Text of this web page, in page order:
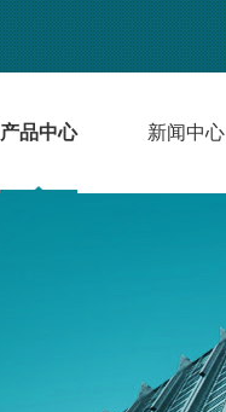
产品中心 新闻中心